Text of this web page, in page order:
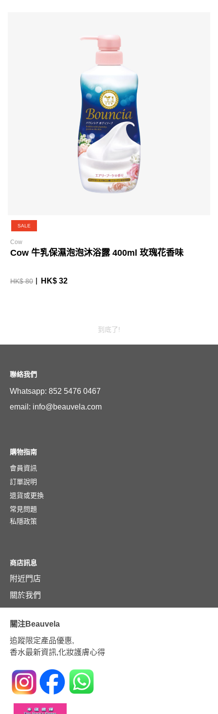
SALE
Cow
Cow 牛乳保濕泡泡沐浴露 400ml 玫瑰花香味
HK$ 80 HK$ 32
到底了!
聯絡我們
Whatsapp: 852 5476 0467
email: info@beauvela.com
購物指南
會員資訊
訂單說明
退貨或更換
常見問題
私隱政策
商店訊息
附近門店
關於我們
關注Beauvela
追蹤限定產品優惠,
香水最新資訊,化妝護膚心得